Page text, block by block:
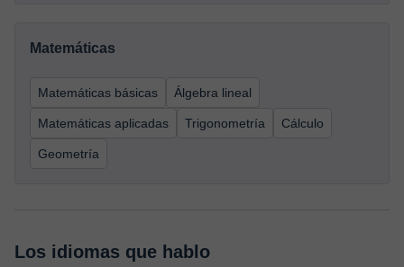
Matemáticas
Matemáticas básicas Álgebra lineal
Matemáticas aplicadas Trigonometría Cálculo
Geometría
Los idiomas que hablo